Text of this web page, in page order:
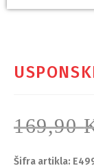
169,90
Šifra artikla: